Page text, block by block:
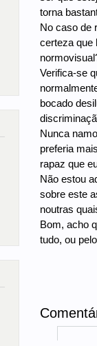
torna
No caso de
certeza que
Verifica-se
bocado
Nunca
preferia
rapaz que
Não estou
sobre este
noutras
Bom, acho
tudo, ou